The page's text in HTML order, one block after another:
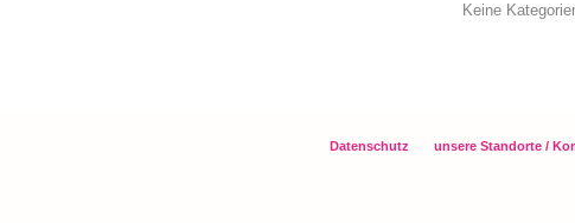
Keine
Datenschutz unsere Standorte /